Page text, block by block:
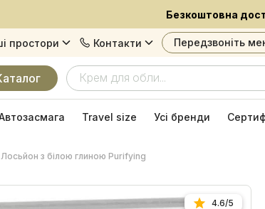
Встигни
простори
вул. Рейтарська, 17
Харків
просп. Науки, 22
Контакти
38(096)-271-77-90
Харків
38(098)-255-96-06
Передзвоніть
Travel size Усі бренди
Лосьйон з білою глиною Purifying
4.6/5